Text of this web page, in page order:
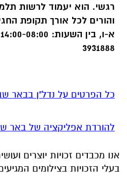
רגשי. הוא יעמוד לרשות
והורים לכל אורך תקופת
3931888
כל הפרטים על נדל"ן בבאר
להורדת אפליקציה של באר
אנו מכבדים זכויות יוצרים
בעלי הזכויות בצילומים